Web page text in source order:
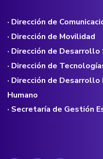
· Dirección de
· Dirección de Movilidad
· Dirección de Desarrollo
· Dirección de
· Dirección de
Humano
· Secretaría de Gestión